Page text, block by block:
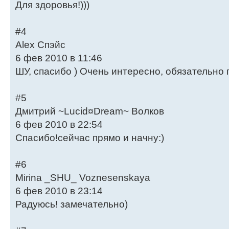
Для здоровья!)))
#4
Alex Спэйс
6 фев 2010 в 11:46
ШУ, спасибо ) Очень интересно, обязательно
#5
Дмитрий ~Lucid¤Dream~ Волков
6 фев 2010 в 22:54
Спасибо!сейчас прямо и начну:)
#6
Mirina _SHU_ Voznesenskaya
6 фев 2010 в 23:14
Радуюсь! замечательно)